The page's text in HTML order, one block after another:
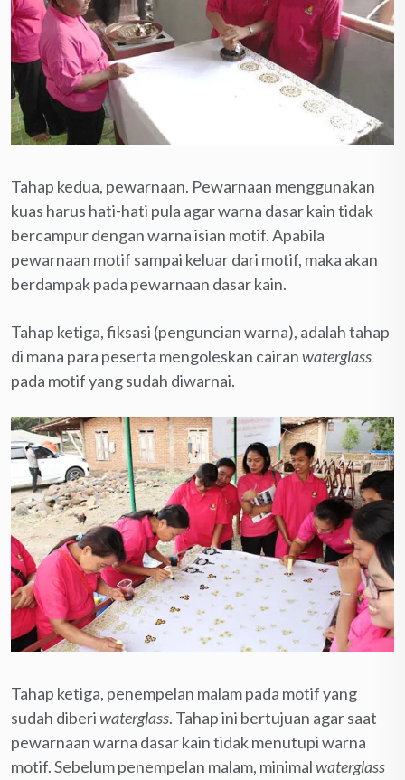
Tahap kedua, pewarnaan. Pewarnaan menggunakan
kuas harus hati-hati pula agar warna dasar kain tidak
bercampur dengan warna isian motif. Apabila
pewarnaan motif sampai keluar dari motif, maka akan
berdampak pada pewarnaan dasar kain.
Tahap ketiga, fiksasi (penguncian warna), adalah tahap
di mana para peserta mengoleskan cairanwaterglass
pada motif yang sudah diwarnai.
Tahap ketiga, penempelan malam pada motif yang
sudah diberiwaterglass. Tahap ini bertujuan agar saat
pewarnaan warna dasar kain tidak menutupi warna
motif. Sebelum penempelan malam, minimalwaterglass